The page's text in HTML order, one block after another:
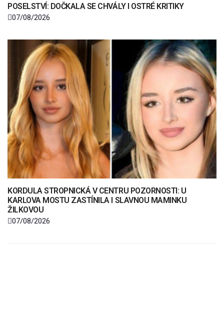
POSELSTVÍ: DOČKALA SE CHVÁLY I OSTRÉ KRITIKY
07/08/2026
KORDULA STROPNICKÁ V CENTRU POZORNOSTI: U
KARLOVA MOSTU ZASTÍNILA I SLAVNOU MAMINKU
ŽILKOVOU
07/08/2026